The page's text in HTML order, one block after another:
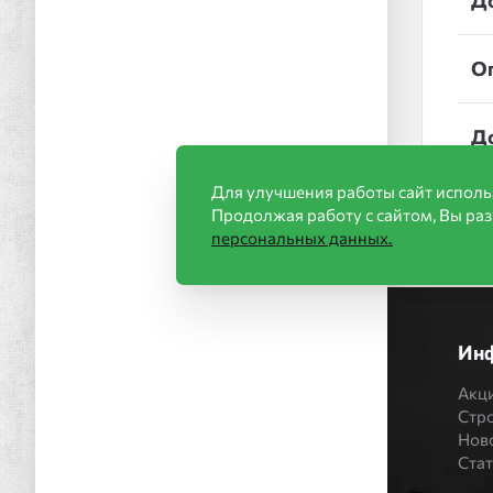
Для улучшения работы сайт
Продолжая работу с сайтом, Вы
персональных данных.